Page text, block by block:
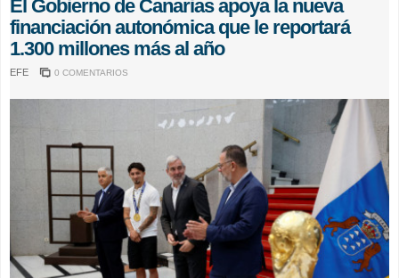
El Gobierno de Canarias apoya la nueva
financiación autonómica que le reportará
1.300 millones más al año
EFE 0 COMENTARIOS